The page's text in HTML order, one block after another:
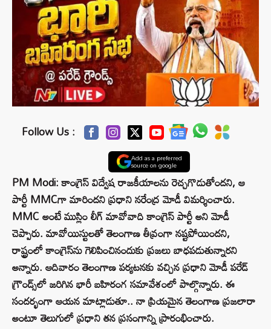
Follow Us :
Add as a preferred
source on google
PM Modi: కాంగ్రెస్‌ విద్వేష రాజకీయాలను రెచ్చగొడుతోందని, ఆ
పార్టీ MMCగా మారిందని ప్రధాని నరేంద్ర మోడీ విమర్శించారు.
MMC అంటే ముస్లిం లీగ్‌ మావోవాది కాంగ్రెస్‌ పార్టీ అని మోడీ
చెప్పారు. మావోయిస్టులతో తెలంగాణ తీవ్రంగా నష్టపోయిందని,
రాష్ట్రంలో కాంగ్రెస్‌ను గెలిపించినందుకు ప్రజలు బాధపడుతున్నారని
అన్నారు. ఆదివారం తెలంగాణ పర్యటనకు వచ్చిన ప్రధాని మోడీ పరేడ్
గ్రౌండ్స్‌లో జరిగిన భారీ బహిరంగ సమావేశంలో పాల్గొన్నారు. ఈ
సందర్భంగా ఆయన మాట్లాడుతూ.. నా ప్రియమైన తెలంగాణ ప్రజలారా
అంటూ తెలుగులో ప్రధాని తన ప్రసంగాన్ని ప్రారంభించారు.